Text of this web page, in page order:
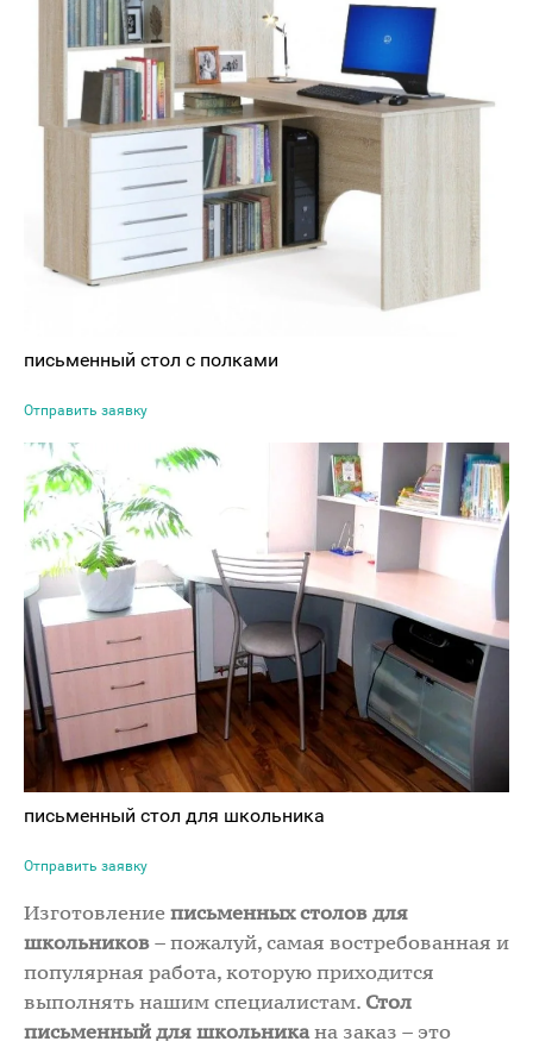
письменный стол с полками
Отправить заявку
письменный стол для школьника
Отправить заявку
Изготовлениеписьменных столов для
школьников– пожалуй, самая востребованная и
популярная работа, которую приходится
выполнять нашим специалистам. Стол
письменный для школьникана заказ – это